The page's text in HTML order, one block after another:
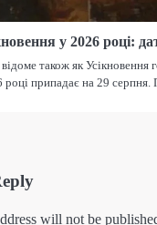
у 2026 році:
також як Усікновення
році припадає на 29 серпня.
will not be